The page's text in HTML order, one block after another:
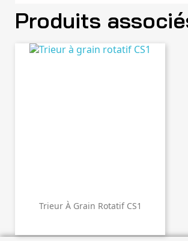
Produits
Trieur À Grain Rotatif CS1